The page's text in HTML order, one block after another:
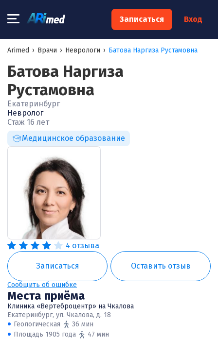
Записаться Вход
Arimed › Врачи › Неврологи › Батова Наргиза Рустамовна
Медицинское образование
Батова Наргиза
Рустамовна
Екатеринбург
Невролог
Стаж 16 лет
4 отзыва
Записаться Оставить отзыв
Сообщить об ошибке
Места приёма
Клиника «Вертеброцентр» на Чкалова
Екатеринбург, ул. Чкалова, д. 18
Геологическая
36 мин
Площадь 1905 года
47 мин
×
Запишитесь на консультацию к
Ваш телефон:*
Я согласен наобработку моих персональных данных